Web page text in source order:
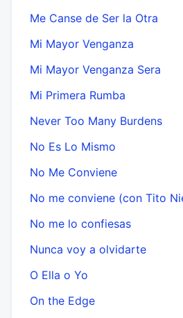
Me Canse de Ser la Otra
Mi Mayor Venganza
Mi Mayor Venganza Sera
Mi Primera Rumba
Never Too Many Burdens
No Es Lo Mismo
No Me Conviene
No me conviene (con Tito
No me lo confiesas
Nunca voy a olvidarte
O Ella o Yo
On the Edge